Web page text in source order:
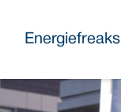
Energiefreaks